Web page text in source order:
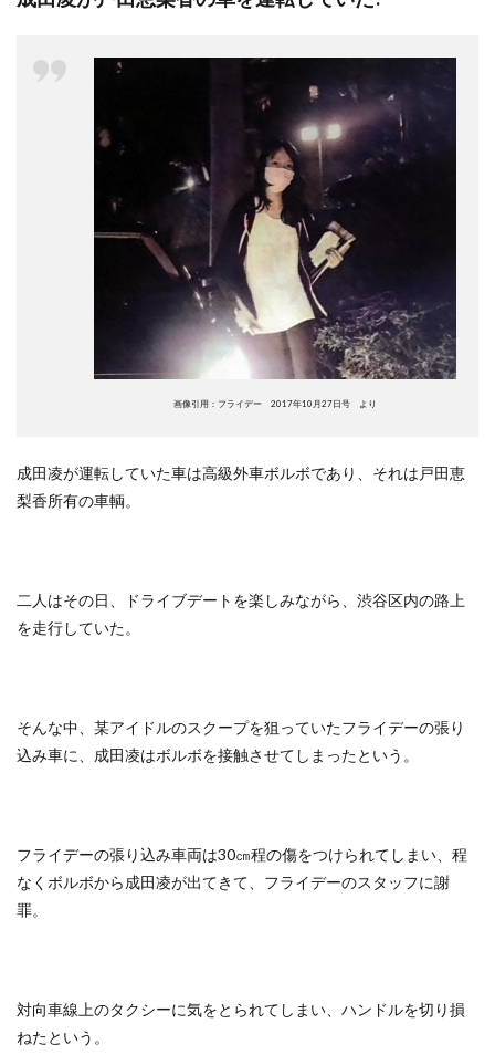
画像引用：フライデー 2017年10月27日号 より
成田凌が運転していた車は高級外車ボルボであり、それは戸田恵
梨香所有の車輌。
二人はその日、ドライブデートを楽しみながら、渋谷区内の路上
を走行していた。
そんな中、某アイドルのスクープを狙っていたフライデーの張り
込み車に、成田凌はボルボを接触させてしまったという。
フライデーの張り込み車両は30㎝程の傷をつけられてしまい、程
なくボルボから成田凌が出てきて、フライデーのスタッフに謝
罪。
対向車線上のタクシーに気をとられてしまい、ハンドルを切り損
ねたという。